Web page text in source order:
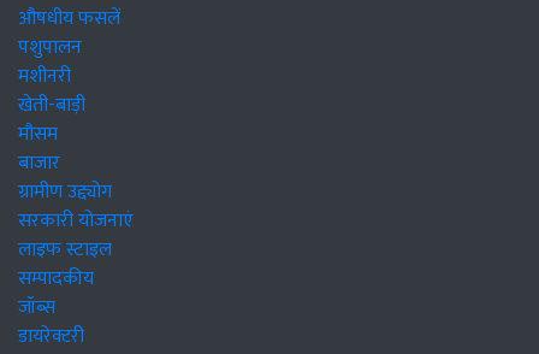
औषधीय फसलें
पशुपालन
मशीनरी
खेती-बाड़ी
मौसम
बाजार
ग्रामीण उद्द्योग
सरकारी योजनाएं
लाइफ स्टाइल
सम्पादकीय
जॉब्स
डायरेक्टरी